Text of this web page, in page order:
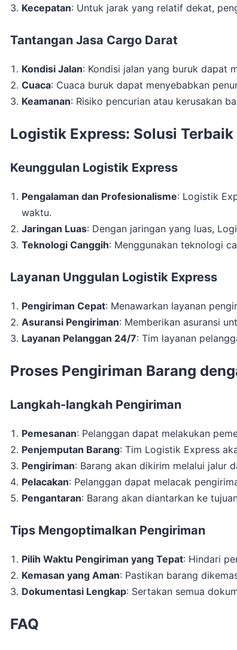
Kecepatan: Untuk jarak yang relatif dekat,
Tantangan Jasa Cargo Darat
Kondisi Jalan: Kondisi jalan yang buruk dapat
Cuaca: Cuaca buruk dapat menyebabkan
Keamanan: Risiko pencurian atau kerusakan
Logistik Express: Solusi
Keunggulan Logistik Express
Pengalaman dan Profesionalisme: Logistik
waktu.
Jaringan Luas: Dengan jaringan yang luas,
Teknologi Canggih: Menggunakan teknologi
Layanan Unggulan Logistik Express
Pengiriman Cepat: Menawarkan layanan
Asuransi Pengiriman: Memberikan asuransi
Layanan Pelanggan 24/7: Tim layanan
Proses Pengiriman Barang
Langkah-langkah Pengiriman
Pemesanan: Pelanggan dapat melakukan
Penjemputan Barang: Tim Logistik Express
Pengiriman: Barang akan dikirim melalui jalur
Pelacakan: Pelanggan dapat melacak
Pengantaran: Barang akan diantarkan ke
Tips Mengoptimalkan Pengiriman
Pilih Waktu Pengiriman yang Tepat: Hindari
Kemasan yang Aman: Pastikan barang
Dokumentasi Lengkap: Sertakan semua
FAQ